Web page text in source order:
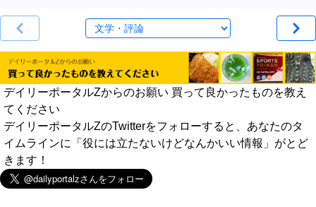
デイリーポータルZからのお願い 買って良かったものを教え
てください
デイリーポータルZのTwitterをフォローすると、あなたのタ
イムラインに「役には立たないけどなんかいい情報」がとど
きます！